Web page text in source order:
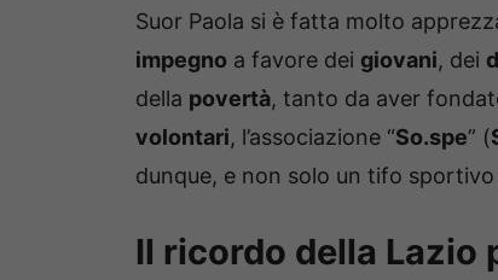
Suor Paola si è fatta molto
impegno a favore dei giovani, dei
della povertà, tanto da aver
volontari, l’associazione “So.spe” (
dunque, e non solo un tifo
Il ricordo della Lazio